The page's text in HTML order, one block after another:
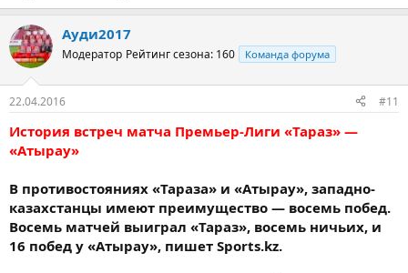
Ауди2017
Модератор Рейтинг сезона: 160 Команда форума
22.04.2016 #11
История встреч матча Премьер-Лиги «Тараз» —
«Атырау»
В противостояниях «Тараза» и «Атырау», западно-
казахстанцы имеют преимущество — восемь побед.
Восемь матчей выиграл «Тараз», восемь ничьих, и
16 побед у «Атырау», пишет Sports.kz.